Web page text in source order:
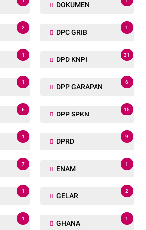
DOKUMEN
2
DPC GRIB
1
1
DPD KNPI
31
1
DPP GARAPAN
6
6
DPP SPKN
15
1
DPRD
9
7
ENAM
1
1
GELAR
2
1
GHANA
1